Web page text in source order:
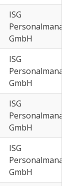
ISG
GmbH
ISG
GmbH
ISG
GmbH
ISG
GmbH